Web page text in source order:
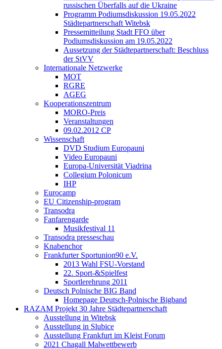
russischen Überfalls auf die Ukraine
Programm Podiumsdiskussion 19.05.2022
Städtepartnerschaft Witebsk
Pressemitteilung Stadt FFO über
Podiumsdiskussion am 19.05.2022
Aussetzung der Städtepartnerschaft: Beschluss
der StVV
Internationale Netzwerke
MOT
RGRE
AGEG
Kooperationszentrum
MORO-Preis
Veranstaltungen
09.02.2012 CP
Wissenschaft
DVD Studium Europauni
Video Europauni
Europa-Universität Viadrina
Collegium Polonicum
IHP
Eurocamp
EU Citizenship-program
Transodra
Fanfarengarde
Musikfestival 11
Transodra presseschau
Knabenchor
Frankfurter Sportunion90 e.V.
2013 Wahl FSU-Vorstand
22. Sport-&Spielfest
Sportlerehrung 2011
Deutsch Polnische BIG Band
Homepage Deutsch-Polnische Bigband
RAZAM Projekt 30 Jahre Städtepartnerschaft
Ausstellung in Witebsk
Ausstellung in Slubice
Ausstellung Frankfurt im Kleist Forum
2021 Chagall Malwettbewerb